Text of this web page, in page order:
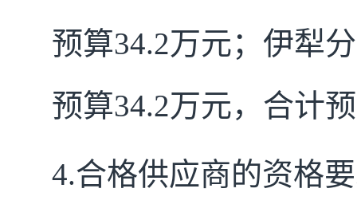
预算34.2万元；伊犁
预算34.2万元，合计
4.合格供应商的资格